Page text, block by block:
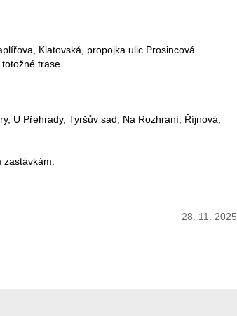
Klatovská, propojka ulic Prosincová
trase.
U Přehrady, Tyršův sad, Na Rozhraní, Říjnová,
28. 11. 2025